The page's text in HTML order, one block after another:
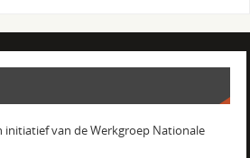
initiatief van de Werkgroep Nationale